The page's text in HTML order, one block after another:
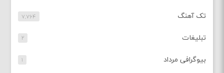
تک آهنگ ۷,۷۶۴
تبلیغات ۲
بیوگرافی مرداد ۱